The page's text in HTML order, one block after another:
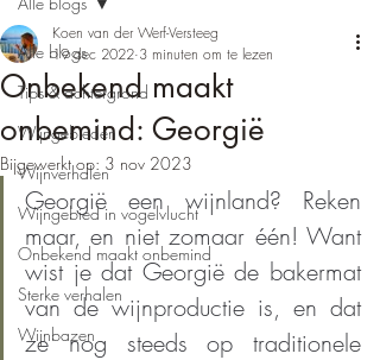
Alle blogs
Tips & achtergrond
Wijngebieden
Wijnverhalen
Wijngebied in vogelvlucht
Onbekend maakt onbemind
Sterke verhalen
Wijnbazen
Onbekend maakt
onbemind: Georgië
Koen van der Werf-Versteeg
19 dec 2022 3 minuten om te lezen
Bijgewerkt op: 3 nov 2023
Georgië een wijnland? Reken
maar, en niet zomaar één! Want
wist je dat Georgië de bakermat
van de wijnproductie is, en dat
ze nog steeds op traditionele